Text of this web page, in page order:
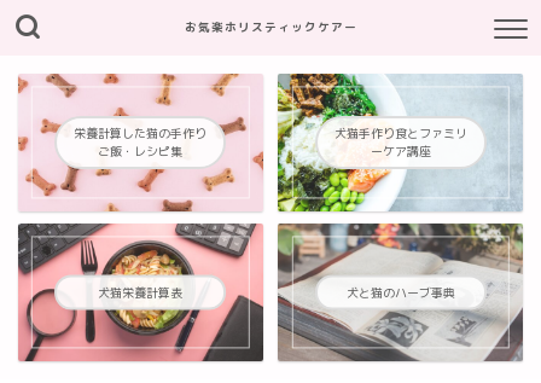
お気楽ホリスティックケアー
栄養計算した猫の手作り
ご飯・レシピ集
犬猫手作り食とファミリ
ーケア講座
犬猫栄養計算表 犬と猫のハーブ事典